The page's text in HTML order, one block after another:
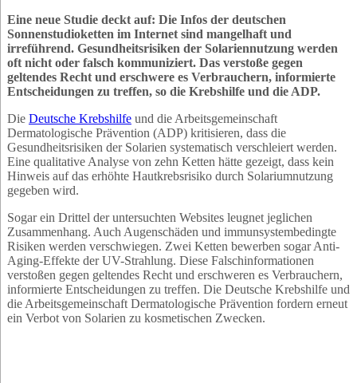
Eine neue Studie deckt auf: Die Infos der deutschen
Sonnenstudioketten im Internet sind mangelhaft und
irreführend. Gesundheitsrisiken der Solariennutzung werden
oft nicht oder falsch kommuniziert. Das verstoße gegen
geltendes Recht und erschwere es Verbrauchern, informierte
Entscheidungen zu treffen, so die Krebshilfe und die ADP.
Die Deutsche Krebshilfeund die Arbeitsgemeinschaft
Dermatologische Prävention (ADP) kritisieren, dass die
Gesundheitsrisiken der Solarien systematisch verschleiert werden.
Eine qualitative Analyse von zehn Ketten hätte gezeigt, dass kein
Hinweis auf das erhöhte Hautkrebsrisiko durch Solariumnutzung
gegeben wird.
Sogar ein Drittel der untersuchten Websites leugnet jeglichen
Zusammenhang. Auch Augenschäden und immunsystembedingte
Risiken werden verschwiegen. Zwei Ketten bewerben sogar Anti-
Aging-Effekte der UV-Strahlung. Diese Falschinformationen
verstoßen gegen geltendes Recht und erschweren es Verbrauchern,
informierte Entscheidungen zu treffen. Die Deutsche Krebshilfe und
die Arbeitsgemeinschaft Dermatologische Prävention fordern erneut
ein Verbot von Solarien zu kosmetischen Zwecken.